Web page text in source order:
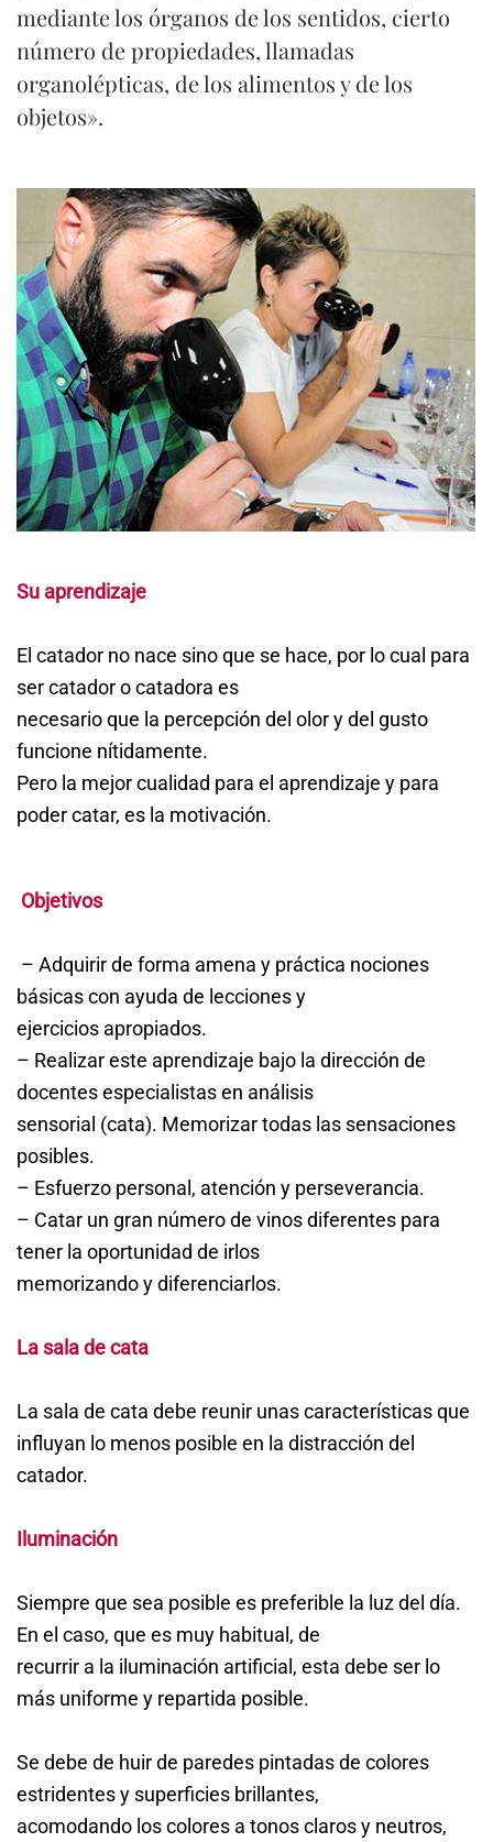
mediante los órganos de los sentidos, cierto
número de propiedades, llamadas
organolépticas, de los alimentos y de los
objetos».
Su aprendizaje
El catador no nace sino que se hace, por lo cual para
ser catador o catadora es
necesario que la percepción del olor y del gusto
funcione nítidamente.
Pero la mejor cualidad para el aprendizaje y para
poder catar, es la motivación.
Objetivos
– Adquirir de forma amena y práctica nociones
básicas con ayuda de lecciones y
ejercicios apropiados.
– Realizar este aprendizaje bajo la dirección de
docentes especialistas en análisis
sensorial (cata). Memorizar todas las sensaciones
posibles.
– Esfuerzo personal, atención y perseverancia.
– Catar un gran número de vinos diferentes para
tener la oportunidad de irlos
memorizando y diferenciarlos.
La sala de cata
La sala de cata debe reunir unas características que
influyan lo menos posible en la distracción del
catador.
Iluminación
Siempre que sea posible es preferible la luz del día.
En el caso, que es muy habitual, de
recurrir a la iluminación artificial, esta debe ser lo
más uniforme y repartida posible.
Se debe de huir de paredes pintadas de colores
estridentes y superficies brillantes,
acomodando los colores a tonos claros y neutros,